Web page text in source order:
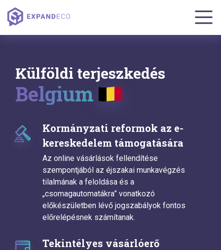
Külföldi terjeszkedés
Belgium
Kormányzati reformok az e-
kereskedelem támogatására
Az online vásárlások fellendítése
szempontjából az éjszakai munkavégzés
tilalmának a feloldása és a
„csomagautomatákra” vonatkozó
előkészületben lévő jogszabályok fontos
előrelépésnek számítanak.
Tekintélyes vásárlóerő